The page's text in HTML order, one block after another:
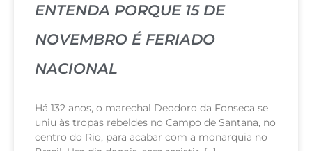
ENTENDA PORQUE 15 DE
NOVEMBRO É FERIADO
NACIONAL
Há 132 anos, o marechal Deodoro da Fonseca se
uniu às tropas rebeldes no Campo de Santana, no
centro do Rio, para acabar com a monarquia no